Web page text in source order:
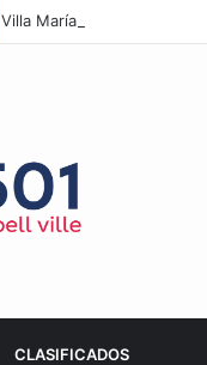
Villa María sumará
CLASIFICADOS